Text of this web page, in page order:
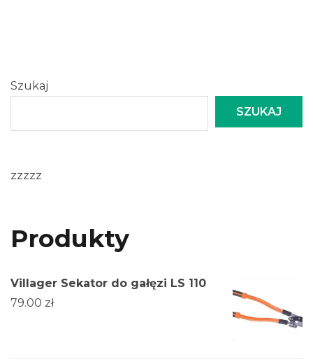
Szukaj
SZUKAJ
zzzzz
Produkty
Villager Sekator do gałęzi LS 110
79.00 zł